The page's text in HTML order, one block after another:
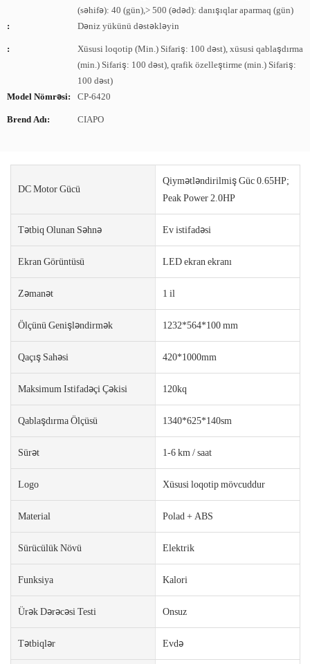
(səhifə): 40 (gün),> 500 (ədəd): danışıqlar aparmaq (gün)
:
Dəniz yükünü dəstəkləyin
:
Xüsusi loqotip (Min.) Sifariş: 100 dəst), xüsusi qablaşdırma
(min.) Sifariş: 100 dəst), qrafik özelleştirme (min.) Sifariş:
100 dəst)
Model Nömrəsi:
CP-6420
Brend Adı: CIAPO
DC Motor Gücü
Qiymətləndirilmiş Güc 0.65HP;
Peak Power 2.0HP
Tətbiq Olunan Səhnə Ev istifadəsi
Ekran Görüntüsü LED ekran ekranı
Zəmanət 1 il
Ölçünü Genişləndirmək 1232*564*100 mm
Qaçış Sahəsi 420*1000mm
Maksimum Istifadəçi Çəkisi 120kq
Qablaşdırma Ölçüsü 1340*625*140sm
Sürət 1-6 km / saat
Logo Xüsusi loqotip mövcuddur
Material Polad + ABS
Sürücülük Növü Elektrik
Funksiya Kalori
Ürək Dərəcəsi Testi Onsuz
Tətbiqlər Evdə